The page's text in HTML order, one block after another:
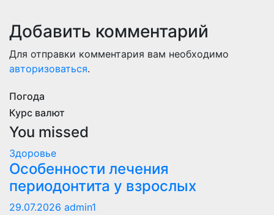
Добавить комментарий
Для отправки комментария вам необходимо
авторизоваться.
Погода
Курс валют
You missed
Здоровье
Особенности лечения
периодонтита у взрослых
29.07.2026 admin1